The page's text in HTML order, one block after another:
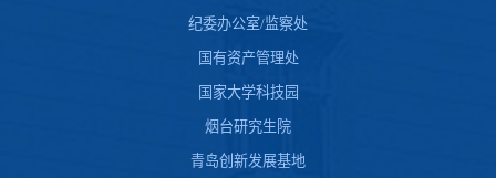
纪委办公室/监察处
国有资产管理处
国家大学科技园
烟台研究生院
青岛创新发展基地